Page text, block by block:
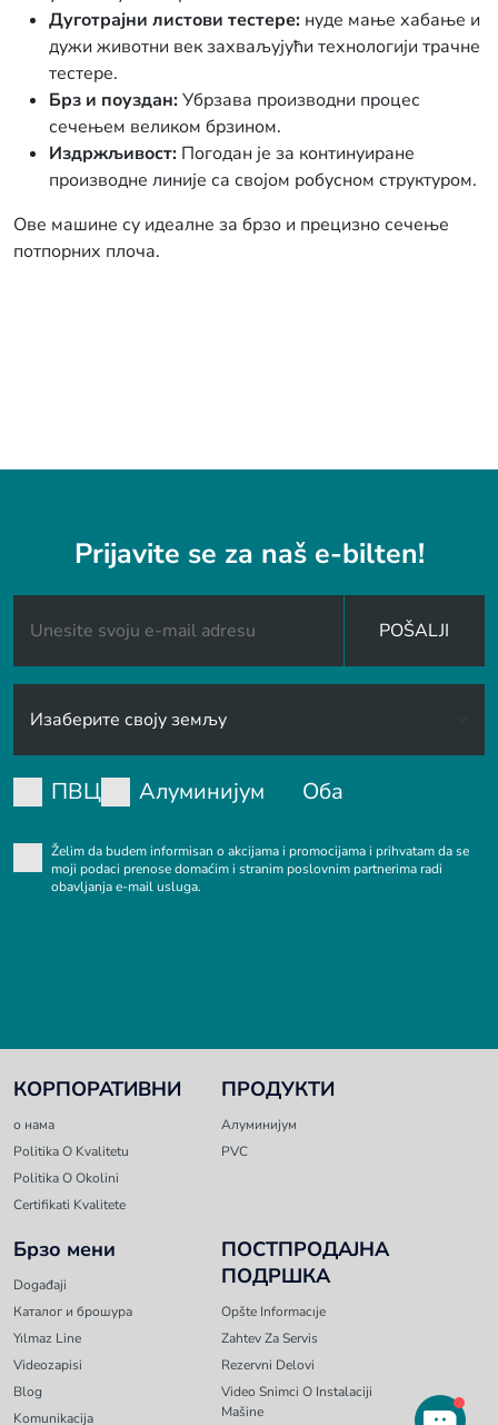
Дуготрајни листови тестере: нуде мање хабање и
дужи животни век захваљујући технологији трачне
тестере.
Брз и поуздан:Убрзава производни процес
сечењем великом брзином.
Издржљивост: Погодан је за континуиране
производне линије са својом робусном структуром.
Ове машине су идеалне за брзо и прецизно сечење
потпорних плоча.
Prijavite se za naš e-bilten!
POŠALJI
ПВЦ Алуминијум Оба
Želim da budem informisan o akcijama i promocijama i prihvatam da se
moji podaci prenose domaćim i stranim poslovnim partnerima radi
obavljanja e-mail usluga.
КОРПОРАТИВНИ
о нама
Politika O Kvalitetu
Politika O Okolini
Certifikati Kvalitete
ПРОДУКТИ
Алуминијум
PVC
Брзо мени
Događaji
Каталог и брошура
Yılmaz Line
Videozapisi
Blog
Komunikacija
ПОСТПРОДАЈНА
ПОДРШКА
Opšte Informacıje
Zahtev Za Servis
Rezervni Delovi
Video Snimci O Instalaciji
Mašine